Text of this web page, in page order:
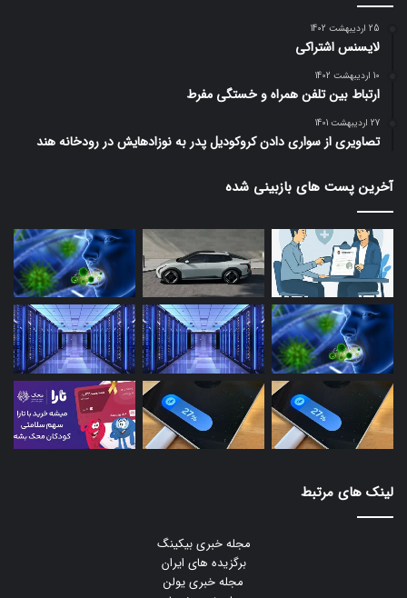
25 اردیبهشت 1402
لایسنس اشتراکی
10 اردیبهشت 1402
ارتباط بین تلفن همراه و خستگی مفرط
27 اردیبهشت 1401
تصاویری از سواری دادن کروکودیل پدر به نوزادهایش در رودخانه هند
آخرین پست های بازبینی شده
لینک های مرتبط
مجله خبری بیکینگ
برگزیده های ایران
مجله خبری یولن